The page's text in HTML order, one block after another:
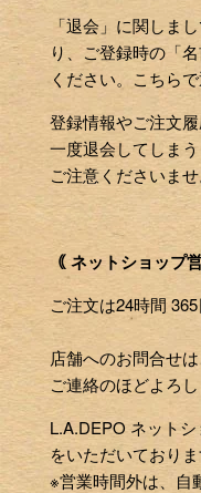
「退会」に関しま
り、ご登録時の「
ください。こちら
登録情報やご注文
一度退会してしま
ご注意くださいませ
｟ ネットショップ
ご注文は24時間
店舗へのお問合せ
ご連絡のほどよろ
L.A.DEPO ネット
をいただいておりま
※営業時間外は、自